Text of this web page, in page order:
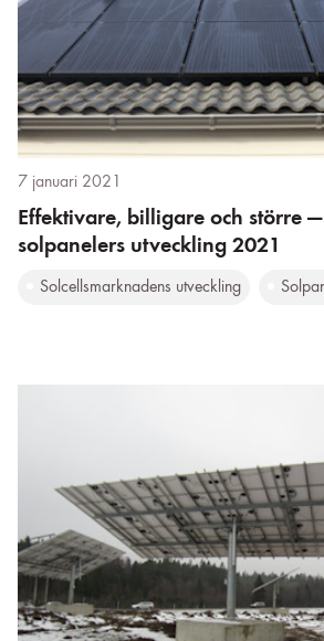
7 januari 2021
Effektivare, billigare och större
solpanelers utveckling 2021
Solcellsmarknadens utveckling